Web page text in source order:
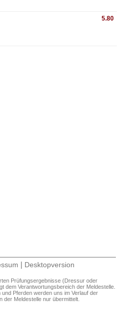
5.80
| Desktopversion
Prüfungsergebnisse (Dressur oder
dem Verantwortungsbereich der Meldestelle.
Pferden werden uns im Verlauf der
der Meldestelle nur übermittelt.